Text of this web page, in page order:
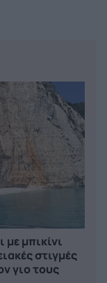
μπικίνι
στιγμές
γιο τους